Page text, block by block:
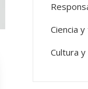
Ciencia
Cultura y